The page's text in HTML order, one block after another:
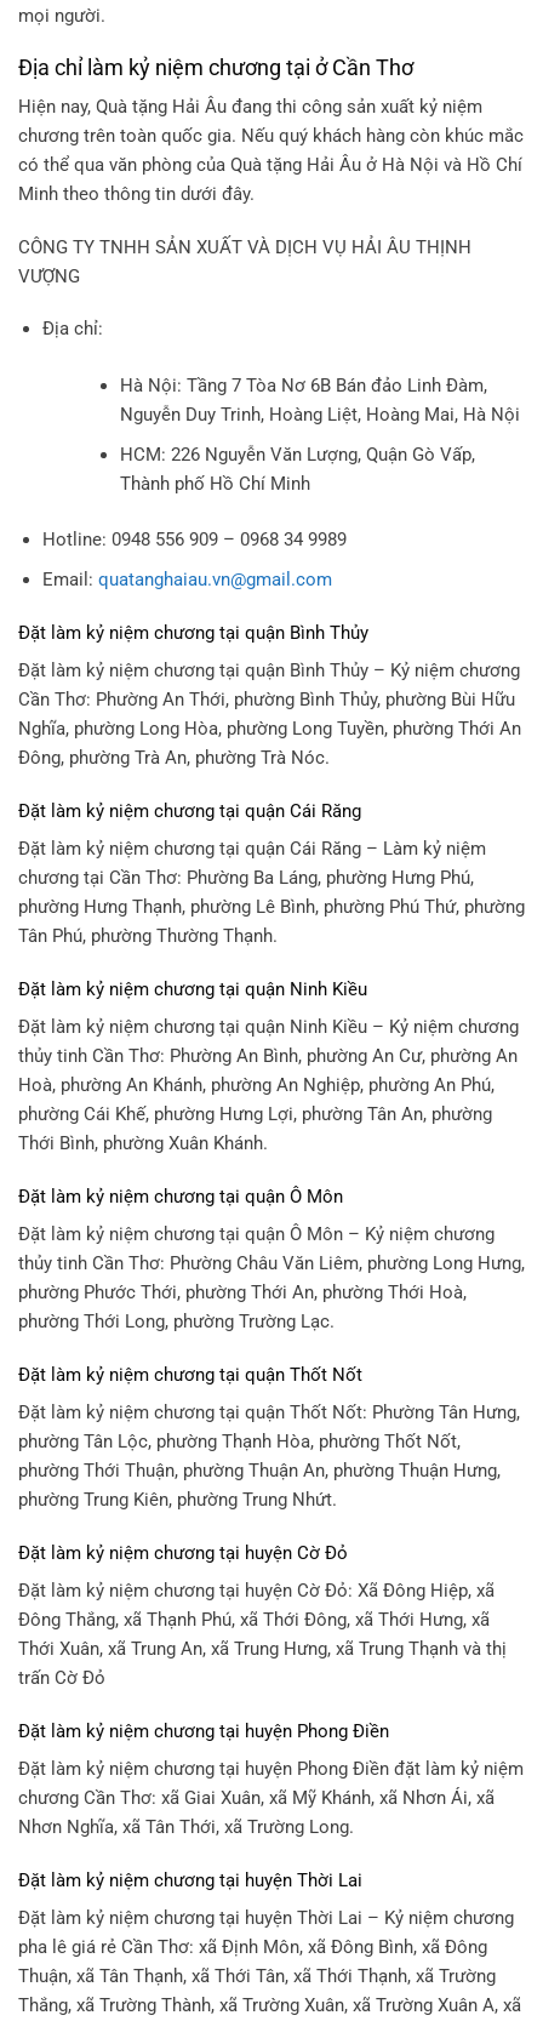
mọi người.
Địa chỉ làm kỷ niệm chương tại ở Cần Thơ
Hiện nay, Quà tặng Hải Âu đang thi công sản xuất kỷ niệm
chương trên toàn quốc gia. Nếu quý khách hàng còn khúc mắc
có thể qua văn phòng của Quà tặng Hải Âu ở Hà Nội và Hồ Chí
Minh theo thông tin dưới đây.
CÔNG TY TNHH SẢN XUẤT VÀ DỊCH VỤ HẢI ÂU THỊNH
VƯỢNG
Địa chỉ:
Hà Nội: Tầng 7 Tòa Nơ 6B Bán đảo Linh Đàm,
Nguyễn Duy Trinh, Hoàng Liệt, Hoàng Mai, Hà Nội
HCM: 226 Nguyễn Văn Lượng, Quận Gò Vấp,
Thành phố Hồ Chí Minh
Hotline: 0948 556 909 – 0968 34 9989
Email: quatanghaiau.vn@gmail.com
Đặt làm kỷ niệm chương tại quận Bình Thủy
Đặt làm kỷ niệm chương tại quận Bình Thủy – Kỷ niệm chương
Cần Thơ: Phường An Thới, phường Bình Thủy, phường Bùi Hữu
Nghĩa, phường Long Hòa, phường Long Tuyền, phường Thới An
Đông, phường Trà An, phường Trà Nóc.
Đặt làm kỷ niệm chương tại quận Cái Răng
Đặt làm kỷ niệm chương tại quận Cái Răng – Làm kỷ niệm
chương tại Cần Thơ: Phường Ba Láng, phường Hưng Phú,
phường Hưng Thạnh, phường Lê Bình, phường Phú Thứ, phường
Tân Phú, phường Thường Thạnh.
Đặt làm kỷ niệm chương tại quận Ninh Kiều
Đặt làm kỷ niệm chương tại quận Ninh Kiều – Kỷ niệm chương
thủy tinh Cần Thơ: Phường An Bình, phường An Cư, phường An
Hoà, phường An Khánh, phường An Nghiệp, phường An Phú,
phường Cái Khế, phường Hưng Lợi, phường Tân An, phường
Thới Bình, phường Xuân Khánh.
Đặt làm kỷ niệm chương tại quận Ô Môn
Đặt làm kỷ niệm chương tại quận Ô Môn – Kỷ niệm chương
thủy tinh Cần Thơ: Phường Châu Văn Liêm, phường Long Hưng,
phường Phước Thới, phường Thới An, phường Thới Hoà,
phường Thới Long, phường Trường Lạc.
Đặt làm kỷ niệm chương tại quận Thốt Nốt
Đặt làm kỷ niệm chương tại quận Thốt Nốt: Phường Tân Hưng,
phường Tân Lộc, phường Thạnh Hòa, phường Thốt Nốt,
phường Thới Thuận, phường Thuận An, phường Thuận Hưng,
phường Trung Kiên, phường Trung Nhứt.
Đặt làm kỷ niệm chương tại huyện Cờ Đỏ
Đặt làm kỷ niệm chương tại huyện Cờ Đỏ: Xã Đông Hiệp, xã
Đông Thắng, xã Thạnh Phú, xã Thới Đông, xã Thới Hưng, xã
Thới Xuân, xã Trung An, xã Trung Hưng, xã Trung Thạnh và thị
trấn Cờ Đỏ
Đặt làm kỷ niệm chương tại huyện Phong Điền
Đặt làm kỷ niệm chương tại huyện Phong Điền đặt làm kỷ niệm
chương Cần Thơ: xã Giai Xuân, xã Mỹ Khánh, xã Nhơn Ái, xã
Nhơn Nghĩa, xã Tân Thới, xã Trường Long.
Đặt làm kỷ niệm chương tại huyện Thời Lai
Đặt làm kỷ niệm chương tại huyện Thời Lai – Kỷ niệm chương
pha lê giá rẻ Cần Thơ: xã Định Môn, xã Đông Bình, xã Đông
Thuận, xã Tân Thạnh, xã Thới Tân, xã Thới Thạnh, xã Trường
Thắng, xã Trường Thành, xã Trường Xuân, xã Trường Xuân A, xã